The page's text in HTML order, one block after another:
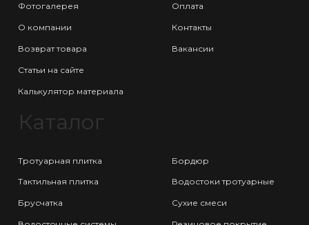
Фотогалерея
О компании
Возврат товара
Статьи на сайте
Калькулятор материала
Оплата
Контакты
Вакансии
Каталог
Тротуарная плитка
Тактильная плитка
Брусчатка
Бордюр
Водостоки тротуарные
Сухие смеси